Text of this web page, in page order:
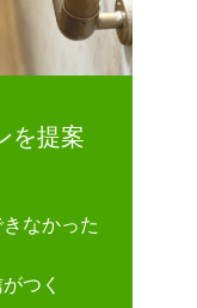
を提案
なかった
つく